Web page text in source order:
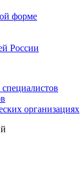
форме
России
организациях